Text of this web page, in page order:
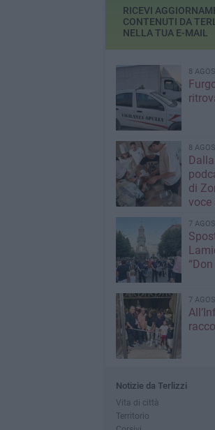
RICEVI
CONTENUTI DA
NELLA TUA E-MAIL
8
8
di
voce
7
7
Notizie da Terlizzi
Vita di città
Territorio